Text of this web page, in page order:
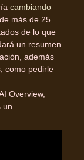
cambiando
más de 25
de lo que
un resumen
además
como pedirle
Overview,
un